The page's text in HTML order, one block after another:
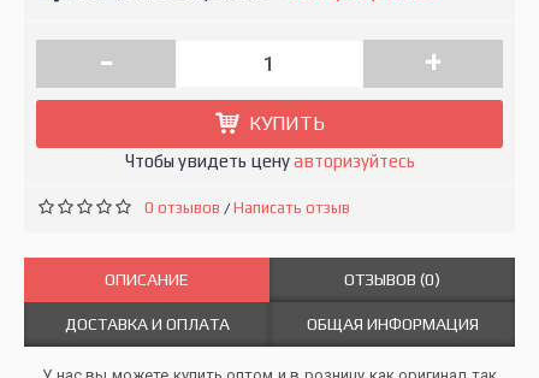
- +
КУПИТЬ
Чтобы увидеть ценуавторизуйтесь
0 отзывов /Написать отзыв
ОПИСАНИЕ ОТЗЫВОВ (0)
ДОСТАВКА И ОПЛАТА ОБЩАЯ ИНФОРМАЦИЯ